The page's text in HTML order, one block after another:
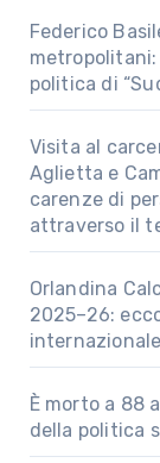
Federico
metropolitani:
politica di
Visita al
Aglietta e
carenze di
attraverso il
Orlandina
2025–26:
internazionale
È morto a 88
della politica